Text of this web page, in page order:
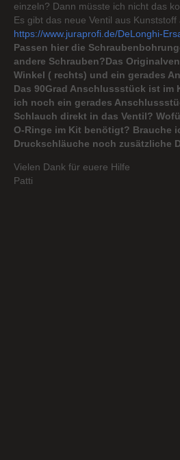
einzeln? Dann müsste ich nicht das
Es gibt das neue Ventil aus Kunststoff
https://www.juraprofi.de/DeLonghi-
Passen hier die
andere Schrauben?Das
Winkel ( rechts) und ein gerades
Das 90Grad Anschlussstück ist im
ich noch ein gerades
Schlauch direkt in das Ventil?
O-Ringe im Kit benötigt? Brauche
Druckschläuche noch zusätzliche
Vielen Dank für euere Hilfe
Patti